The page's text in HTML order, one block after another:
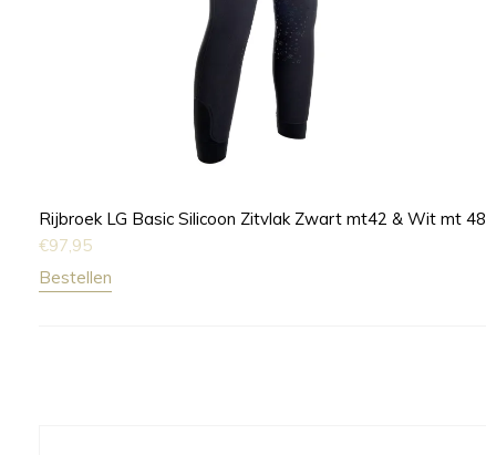
Rijbroek LG Basic Silicoon Zitvlak Zwart mt42 & Wit mt 48
€97,95
Bestellen